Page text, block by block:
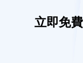
立即免